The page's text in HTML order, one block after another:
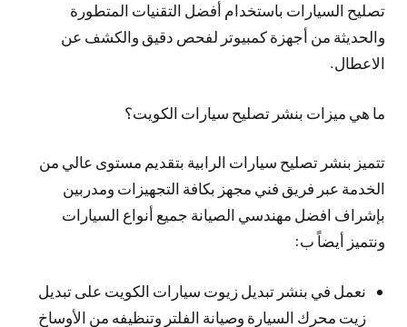
تصليح السيارات باستخدام أفضل التقنيات المتطورة
والحديثة من أجهزة كمبيوتر لفحص دقيق والكشف عن
الاعطال.
ما هي ميزات بنشر تصليح سيارات الكويت؟
تتميز بنشر تصليح سيارات الرابية بتقديم مستوى عالي من
الخدمة عبر فريق فني مجهز بكافة التجهيزات ومدربين
بإشراف افضل مهندسي الصيانة جميع أنواع السيارات
ونتميز أيضاً ب:
نعمل في بنشر تبديل زيوت سيارات الكويت على تبديل
زيت محرك السيارة وصيانة الفلتر وتنظيفه من الأوساخ